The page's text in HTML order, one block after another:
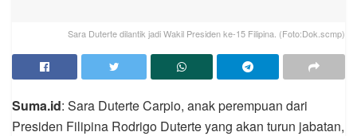
Sara Duterte dilantik jadi Wakil Presiden ke-15 Filipina. (Foto:Dok.scmp)
Suma.id: Sara Duterte Carpio, anak perempuan dari
Presiden Filipina Rodrigo Duterte yang akan turun jabatan,